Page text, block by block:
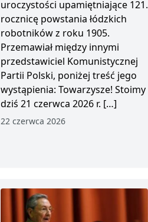
uroczystości upamiętniające 121.
rocznicę powstania łódzkich
robotników z roku 1905.
Przemawiał między innymi
przedstawiciel Komunistycznej
Partii Polski, poniżej treść jego
wystąpienia: Towarzysze! Stoimy
dziś 21 czerwca 2026 r. […]
22 czerwca 2026